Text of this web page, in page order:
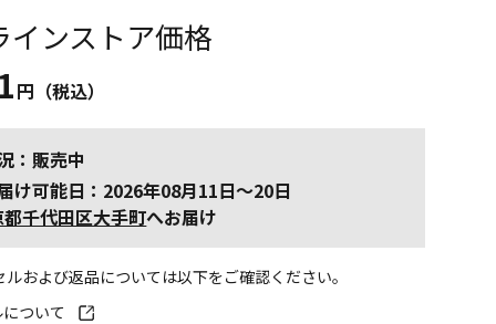
インストア価格
円（税込）
：販売中
け可能日：2026年08月11日～20日
千代田区大手町へお届け
および返品については以下をご確認ください。
ついて